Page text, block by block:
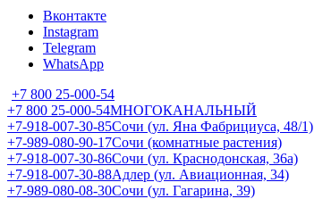
Вконтакте
Instagram
Telegram
WhatsApp
+7 800 25-000-54
+7 800 25-000-54МНОГОКАНАЛЬНЫЙ
+7-918-007-30-85Сочи (ул. Яна Фабрициуса, 48/1)
+7-989-080-90-17Сочи (комнатные растения)
+7-918-007-30-86Сочи (ул. Краснодонская, 36а)
+7-918-007-30-88Адлер (ул. Авиационная, 34)
+7-989-080-08-30Сочи (ул. Гагарина, 39)